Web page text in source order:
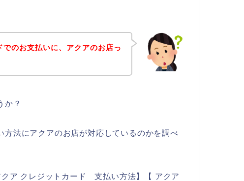
のお支払いに、アクアのお店っ
か？
法にアクアのお店が対応しているのかを調べ
ア クレジットカード 支払い方法】【 アクア